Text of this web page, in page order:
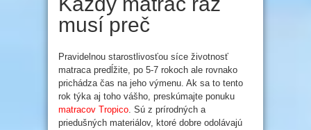
musí preč
Pravidelnou starostlivosťou síce životnosť
matraca predĺžite, po 5-7 rokoch ale rovnako
prichádza čas na jeho výmenu. Ak sa to tento
rok týka aj toho vášho, preskúmajte ponuku
matracov Tropico. Sú z prírodných a
priedušných materiálov, ktoré dobre odolávajú